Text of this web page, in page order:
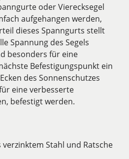
oder Vierecksegel
aufgehangen werden,
dieses Spanngurts stellt
Spannung des Segels
besonders für eine
Befestigungspunkt ein
des Sonnenschutzes
eine verbesserte
befestigt werden.
Stahl und Ratsche